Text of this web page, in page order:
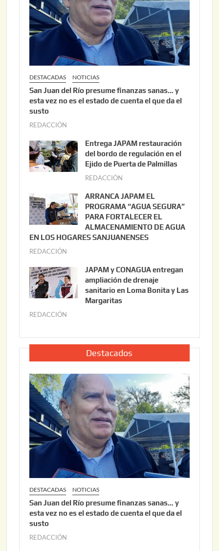
DESTACADAS NOTICIAS
San Juan del Río presume finanzas sanas… y
esta vez no es el estado de cuenta el que da el
susto
REDACCIÓN
o
s
t
3
,
2
0
Entrega JAPAM restauración
del bordo de regulación en el
Ejido de Puerta de Palmillas
REDACCIÓN
i
o
2
2
0
ARRANCA JAPAM EL
PROGRAMA “AGUA SEGURA”
PARA FORTALECER EL
ALMACENAMIENTO DE AGUA
EN LOS HOGARES SANJUANENSES
REDACCIÓN
l
i
o
,
0
2
6
JAPAM y CONAGUA entregan
ampliación de drenaje
sanitario en Loma Bonita y Las
Margaritas
REDACCIÓN
l
o
2
2
,
2
6
Destacados
DESTACADAS NOTICIAS
San Juan del Río presume finanzas sanas… y
esta vez no es el estado de cuenta el que da el
susto
REDACCIÓN